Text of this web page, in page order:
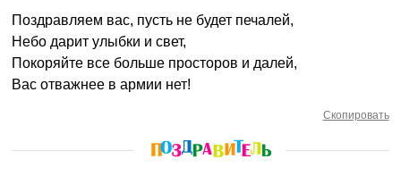
Поздравляем вас, пусть не будет печалей,
Небо дарит улыбки и свет,
Покоряйте все больше просторов и далей,
Вас отважнее в армии нет!
Скопировать